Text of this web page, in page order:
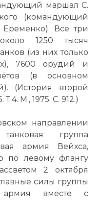
маршал С.
(командующий
Еременко). Все три
1250 тысяч
(из них только
7600 орудий и
(в основном
(История второй
М., 1975. С. 912.)
направлении
группа
армия Вейхса,
по левому флангу
2 октября
силы группы
вместе с